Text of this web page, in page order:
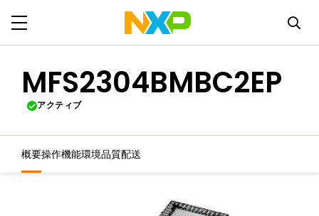
MFS2304BMBC2EP
アクティブ
概要操作機能環境品質配送